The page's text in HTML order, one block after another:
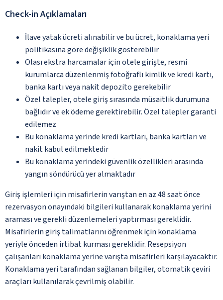
Check-in Açıklamaları
İlave yatak ücreti alınabilir ve bu ücret, konaklama yeri
politikasına göre değişiklik gösterebilir
Olası ekstra harcamalar için otele girişte, resmi
kurumlarca düzenlenmiş fotoğraflı kimlik ve kredi kartı,
banka kartı veya nakit depozito gerekebilir
Özel talepler, otele giriş sırasında müsaitlik durumuna
bağlıdır ve ek ödeme gerektirebilir. Özel talepler garanti
edilemez
Bu konaklama yerinde kredi kartları, banka kartları ve
nakit kabul edilmektedir
Bu konaklama yerindeki güvenlik özellikleri arasında
yangın söndürücü yer almaktadır
Giriş işlemleri için misafirlerin varıştan en az 48 saat önce
rezervasyon onayındaki bilgileri kullanarak konaklama yerini
araması ve gerekli düzenlemeleri yaptırması gereklidir.
Misafirlerin giriş talimatlarını öğrenmek için konaklama
yeriyle önceden irtibat kurması gereklidir. Resepsiyon
çalışanları konaklama yerine varışta misafirleri karşılayacaktır.
Konaklama yeri tarafından sağlanan bilgiler, otomatik çeviri
araçları kullanılarak çevrilmiş olabilir.